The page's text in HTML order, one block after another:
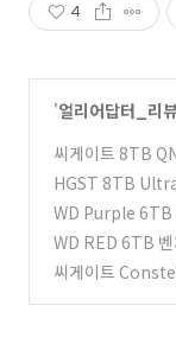
4
'얼리어답터_리
씨게이트 8TB
gate NAS 속도
HGST 8TB
00 헬륨 하드디스
WD Purple 6TB
WD RED 6TB 벤
(2)
씨게이트